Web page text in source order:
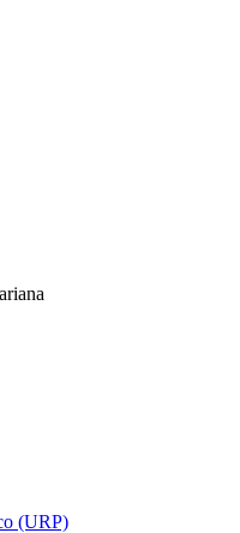
(URP)